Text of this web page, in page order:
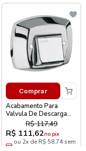
Comprar
Acabamento Para
Valvula De Descarga
Classica Chrome Docol
R$ 117,49
R$ 111,62no pix
ou 2x de R$ 58,74 sem